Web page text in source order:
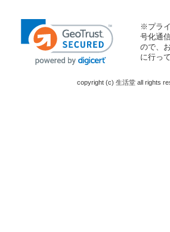
※プラ
号化通
ので、
に行っ
copyright (c) 生活堂 all rights